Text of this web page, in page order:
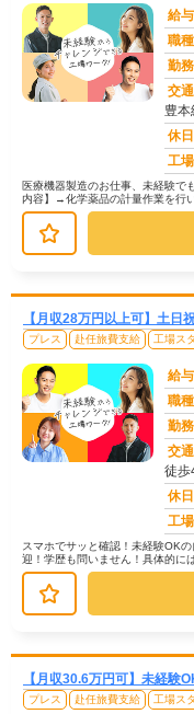
給与
職種
勤
交
豊
休
工
医療機器製造のお仕事、未経験
内容】→化学薬品の計量作業を行
す。未経験の方でも、安心して始
【月収28万円以上可】土日
プレス 赴任旅費支給 工場ス
給与
職種
勤
交
徒歩
休
工
スマホでサッと確認！未経験OK
迎！学歴も問いません！具体的
といった作業が中心です。→ 機
【月収30.6万円可】未経験
プレス 赴任旅費支給 工場ス